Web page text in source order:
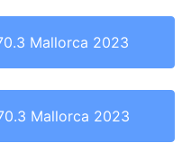
Mallorca 2023
Mallorca 2023